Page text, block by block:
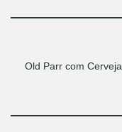
Old Parr com Cerveja